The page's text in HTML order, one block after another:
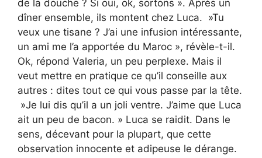
de la douche ? Si oui, ok, sortons ». Après un
dîner ensemble, ils montent chez Luca. »Tu
veux une tisane ? J’ai une infusion intéressante,
un ami me l’a apportée du Maroc », révèle-t-il.
Ok, répond Valeria, un peu perplexe. Mais il
veut mettre en pratique ce qu’il conseille aux
autres : dites tout ce qui vous passe par la tête.
»Je lui dis qu’il a un joli ventre. J’aime que Luca
ait un peu de bacon. » Luca se raidit. Dans le
sens, décevant pour la plupart, que cette
observation innocente et adipeuse le dérange.